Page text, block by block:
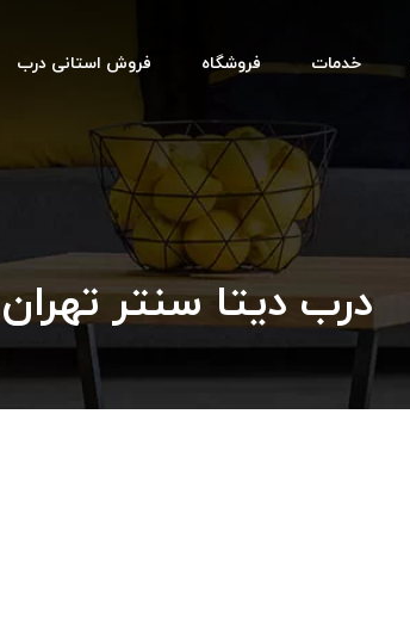
خدمات فروشگاه فروش استانی درب
درب دیتا سنتر تهران